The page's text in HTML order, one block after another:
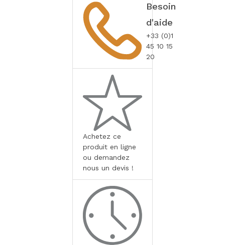
Besoin
d'aide
+33 (0)1
45 10 15
20
Achetez ce
produit en ligne
ou demandez
nous un devis !